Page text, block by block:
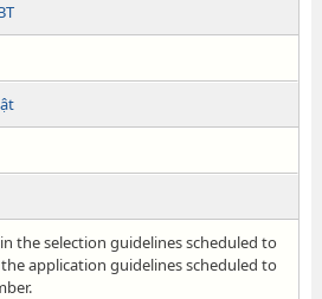
the selection guidelines scheduled to
application guidelines scheduled to